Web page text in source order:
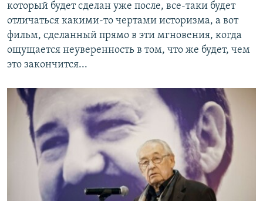
который будет сделан уже после, все-таки будет
отличаться какими-то чертами историзма, а вот
фильм, сделанный прямо в эти мгновения, когда
ощущается неуверенность в том, что же будет, чем
это закончится...